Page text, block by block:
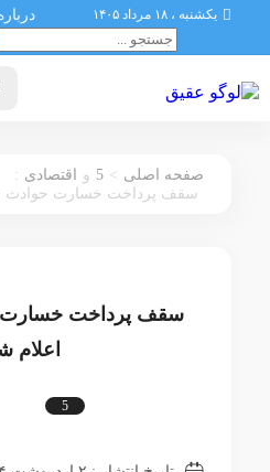
یکشنبه ، ۱۸ مرداد ۱۴۰۵
صفحه اصلی >
5 و اقتصادی :
سقف پرداخت خسارت حوادث
سقف پرداخت خسارت
اعلام
5